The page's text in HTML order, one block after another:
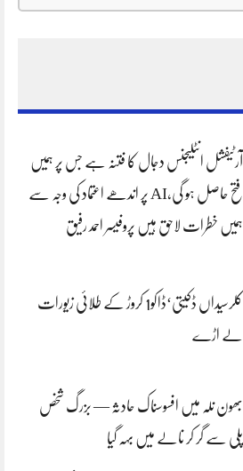
آرٹیفشل انٹلیجنس دجال کا فتنہ ہے جس پر ہمیں
فتح حاصل ہو گی،AI پر اندھے اعتماد کی وجہ سے
ہمیں خطرات لاحق ہیں پروفیسر احمد رفیق
کلرسیداں ڈکیتی‘ڈاکو1 کروڑ کے طلائی زیورات
لے اڑے
بھون نلہ میں افسوسناک حادثہ — بزرگ شخص
پلی سے گر کر نالے میں بہہ گیا